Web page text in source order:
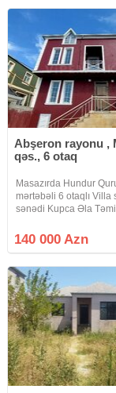
kürsülü tam təmirli 4
Abşeron rayonu ,
qəs., 6 otaq
Masazırda Hundur
mərtəbəli 6 otaqlı Villa
sənədi Kupca Əla
140 000 Azn